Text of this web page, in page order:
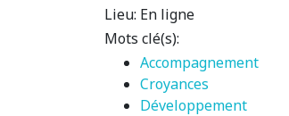
Lieu: En ligne
Mots clé(s):
Accompagnement
Croyances
Développement